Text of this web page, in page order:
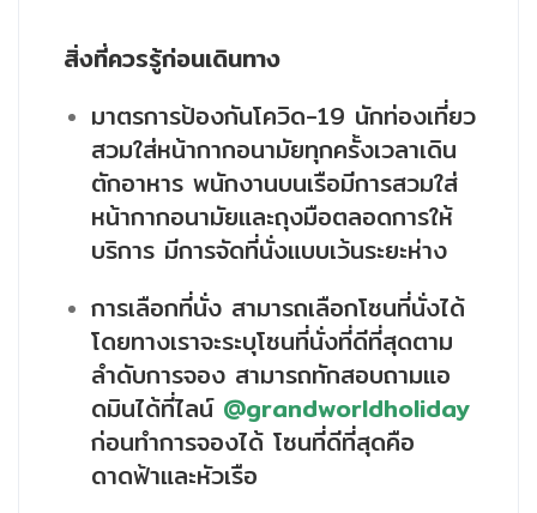
สิ่งที่ควรรู้ก่อนเดินทาง
มาตรการป้องกันโควิด-19 นักท่องเที่ยว
สวมใส่หน้ากากอนามัยทุกครั้งเวลาเดิน
ตักอาหาร พนักงานบนเรือมีการสวมใส่
หน้ากากอนามัยและถุงมือตลอดการให้
บริการ มีการจัดที่นั่งแบบเว้นระยะห่าง
การเลือกที่นั่ง สามารถเลือกโซนที่นั่งได้
โดยทางเราจะระบุโซนที่นั่งที่ดีที่สุดตาม
ลำดับการจอง สามารถทักสอบถามแอ
ดมินได้ที่ไลน์ @grandworldholiday
ก่อนทำการจองได้ โซนที่ดีที่สุดคือ
ดาดฟ้าและหัวเรือ